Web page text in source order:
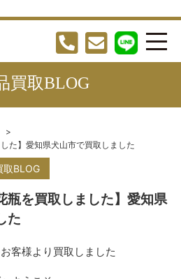
買取BLOG
た】愛知県犬山市で買取しました
取BLOG
瓶を買取しました】愛知県
た
客様より買取しました